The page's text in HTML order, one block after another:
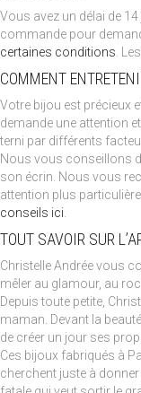
Vous avez un délai de
commande pour
certaines conditions .
COMMENT
Votre bijou est précieux
demande une attention
terni par différents
Nous vous conseillons
son écrin. Nous vous
attention plus
conseils ici
TOUT SAVOIR SUR
Christelle Andrée vous
mêler au glamour, au
Depuis toute petite,
maman. Devant la
de créer un jour ses
Ces bijoux fabriqués à
cherchent juste à